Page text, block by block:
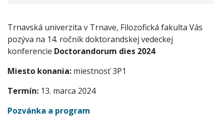
Trnavská univerzita v Trnave, Filozofická fakulta Vás
pozýva na 14. ročník doktorandskej vedeckej
konferencie Doctorandorum dies 2024
Miesto konania: miestnosť 3P1
Termín: 13. marca 2024
Pozvánka a program